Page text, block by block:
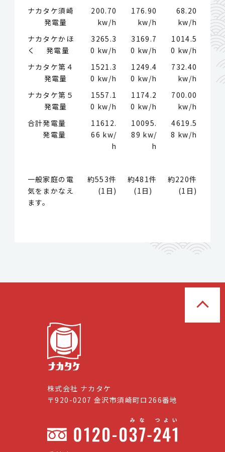
ナカタケ須崎
発電量
200.70
kw/h
176.90
kw/h
68.20
kw/h
ナカタケかほ
く 発電量
3265.3
0 kw/h
3169.7
0 kw/h
1014.5
0 kw/h
ナカタケ第４
発電量
1521.3
0 kw/h
1249.4
0 kw/h
732.40
kw/h
ナカタケ第５
発電量
1557.1
0 kw/h
1174.2
0 kw/h
700.00
kw/h
合計発電量
発電量
11612.
66 kw/
h
10095.
89 kw/
h
4619.5
8 kw/h
一般家庭の電
気をまかなえ
ます。
約553件
(1日)
約481件
(1日)
約220件
(1日)
株式会社 ナカタケ
〒920-0207 金沢市須崎町ロ266番地